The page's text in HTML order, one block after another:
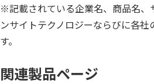
※記載されている企業名、商品名、
ンサイトテクノロジーならびに各
す。
関連製品ページ